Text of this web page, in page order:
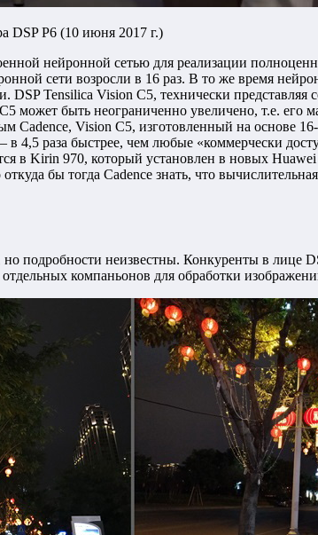
DSP P6 (10 июня 2017 г.)
нейронной сетью для реализации
сети возросли в 16 раз. В то же время
Tensilica Vision C5, технически
быть неограниченно увеличено, т.е. его
Cadence, Vision C5, изготовленный на основе
в 4,5 раза быстрее, чем любые «коммерчески
в Kirin 970, который установлен в новых
бы тогда Cadence знать, что
подробности неизвестны. Конкуренты в лице
компаньонов для обработки